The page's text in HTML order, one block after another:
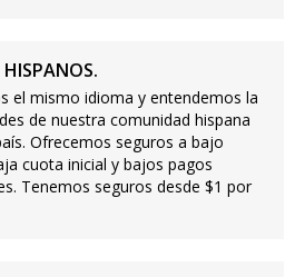
el mismo idioma y entendemos la
de nuestra comunidad hispana
Ofrecemos seguros a bajo
cuota inicial y bajos pagos
Tenemos seguros desde $1 por